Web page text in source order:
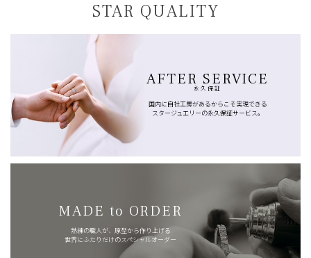
STAR QUALITY
AFTER SERVICE
永久保証
国内に自社工房があるからこそ実現できる
スタージュエリーの永久保証サービス。
MADE to ORDER
熟練の職人が、原型から作り上げる
世界にふたりだけのスペシャルオーダー